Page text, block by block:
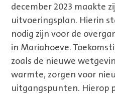
december 2023 maakte
uitvoeringsplan. Hierin
nodig zijn voor de
in Mariahoeve.
zoals de nieuwe
warmte, zorgen voor
uitgangspunten. Hierop